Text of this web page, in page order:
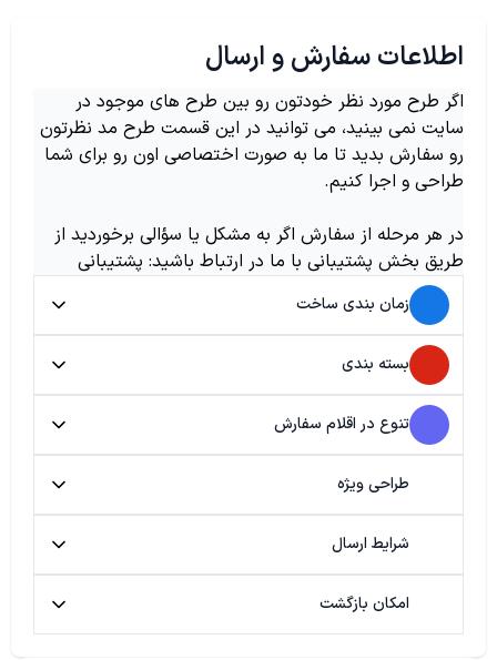
اطلاعات سفارش و ارسال
اگر طرح مورد نظر خودتون رو بین طرح های موجود در
سایت نمی بینید، می توانید در این قسمت طرح مد نظرتون
رو سفارش بدید تا ما به صورت اختصاصی اون رو برای شما
طراحی و اجرا کنیم.
در هر مرحله از سفارش اگر به مشکل یا سؤالی برخوردید از
طریق بخش پشتیبانی با ما در ارتباط باشید: پشتیبانی
زمان بندی ساخت
بسته بندی
تنوع در اقلام سفارش
طراحی ویژه
شرایط ارسال
امکان بازگشت